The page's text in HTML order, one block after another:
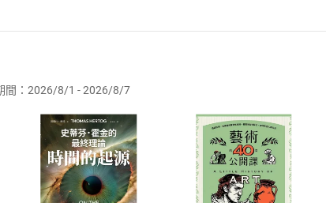
法第19條第1項後段暨通訊交易解除權合理例外情事適用
鋪之商品即代表知悉本店鋪所銷售之商品為電子書，
，不得請求退貨退款。
訂單或辦理退貨時，請登入樂天市場，並於「我的訂單
的申請進行審核，待審核通過後將為您辦理退款事宜。
以整筆訂單為單位進行取消/退貨，恕無法以單支商品取
放入購物車
Shopping cart
登入帳號
Login
始使用？
間：2026/8/1 - 2026/8/7